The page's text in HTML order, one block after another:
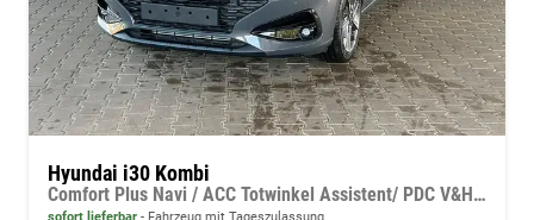
Hyundai i30 Kombi
Comfort Plus Navi / ACC Totwinkel Assistent/ PDC V&H + Kamera/ Alu 17"